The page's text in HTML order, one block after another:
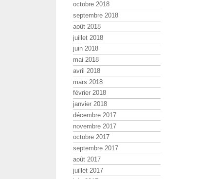
octobre 2018
septembre 2018
août 2018
juillet 2018
juin 2018
mai 2018
avril 2018
mars 2018
février 2018
janvier 2018
décembre 2017
novembre 2017
octobre 2017
septembre 2017
août 2017
juillet 2017